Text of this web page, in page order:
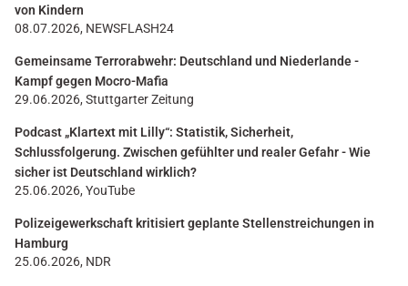
von Kindern
08.07.2026, NEWSFLASH24
Gemeinsame Terrorabwehr: Deutschland und Niederlande -
Kampf gegen Mocro-Mafia
29.06.2026, Stuttgarter Zeitung
Podcast „Klartext mit Lilly“: Statistik, Sicherheit,
Schlussfolgerung. Zwischen gefühlter und realer Gefahr - Wie
sicher ist Deutschland wirklich?
25.06.2026, YouTube
Polizeigewerkschaft kritisiert geplante Stellenstreichungen in
Hamburg
25.06.2026, NDR